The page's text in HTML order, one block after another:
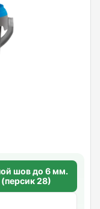
шов до 6 мм.
(персик 28)